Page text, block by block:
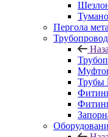
Пергола
Трубы